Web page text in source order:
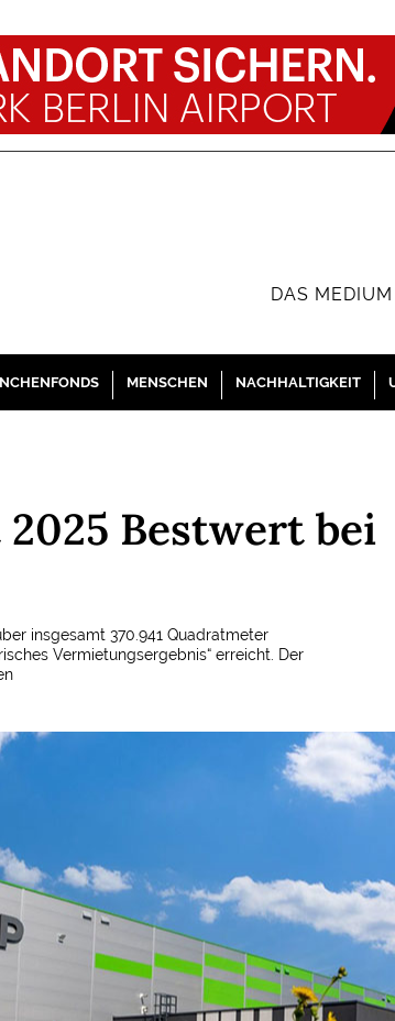
DAS
MENSCHEN NACHHALTIGKEIT
Bestwert bei
insgesamt 370.941 Quadratmeter
Vermietungsergebnis“ erreicht. Der